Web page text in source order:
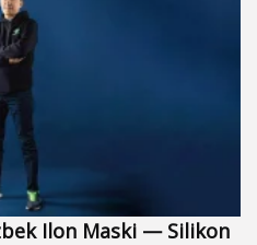
Ilon Maski — Silikon